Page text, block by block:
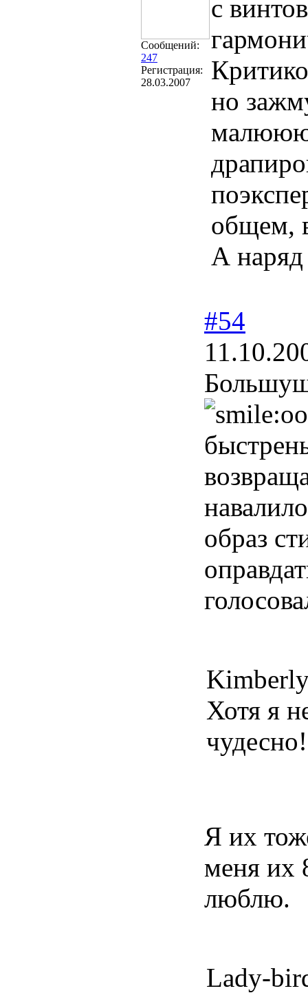
Сообщений:
247
Регистрация:
28.03.2007
с
но
общем,
А наряд
#54
образ
Хотя я
чудесно!
Я их
меня их
люблю.
Lady-